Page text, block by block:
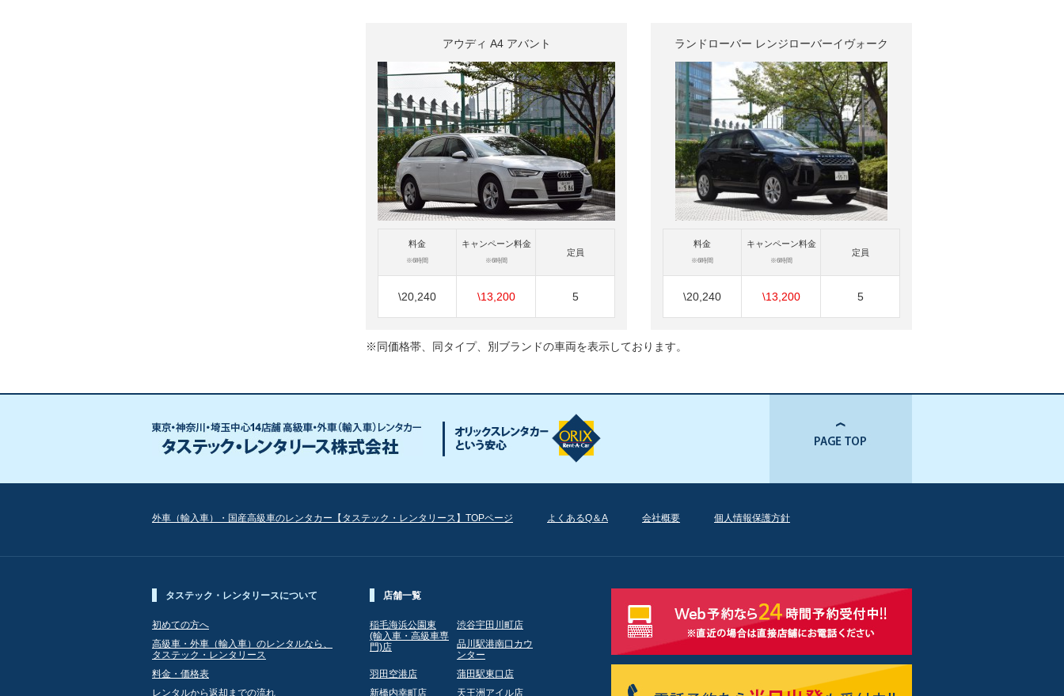
アウディ A4 アバント
料金
※6時間
\20,240
キャンペーン料金
※6時間
\13,200
定員
5
ランドローバー レンジローバーイヴォーク
料金
※6時間
\20,240
キャンペーン料金
※6時間
\13,200
定員
5
※同価格帯、同タイプ、別ブランドの車両を表示しております。
外車（輸入車）・国産高級車のレンタカー【タステック・レンタリース】TOPページ よくあるQ＆A 会社概要 個人情報保護方針
タステック・レンタリースについて
初めての方へ
高級車・外車（輸入車）のレンタルなら、
タステック・レンタリース
料金・価格表
レンタルから返却までの流れ
店舗一覧
稲毛海浜公園東
(輸入車・高級車専
門)店
渋谷宇田川町店
品川駅港南口カウ
ンター
羽田空港店
蒲田駅東口店
新橋内幸町店
天王洲アイル店